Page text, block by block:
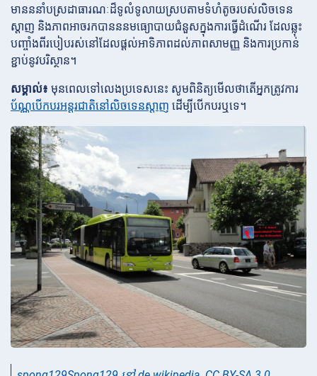
មានននាំបស្រដាធារណៈដ៏ទូលំទូលាយស្របតាមទំហំតូចរបស់លិចទេន
ស្តាញ និងភាពអាចរកបានននមធ្យោបាយជំនួសក្នុងការធ្វើដំណើរ ដែលឆ្លុះ
បញ្ចាំងពីរបៀបរស់នៅដែលផ្តល់អាទិភាពដល់ភាពសាមញ្ញ និងការប្រកាន់
ខ្ជាប់នូវបរិស្ថាន។
សម្គាល់៖ មុនពេលទៅលេងប្រទេសនេះ សូមពិនិត្យមើលថាតើអ្នកត្រូវការ
ប័ណ្ណបើកបរអន្តរជាតិនៅលិចទេនស្តាញ ដើម្បីបើកបរឬទេ។